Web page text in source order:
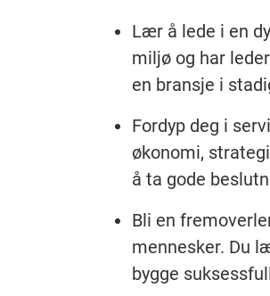
Lær å lede i en
miljø og har
en bransje i
Fordyp deg i
økonomi,
å ta gode
Bli en
mennesker. Du
bygge